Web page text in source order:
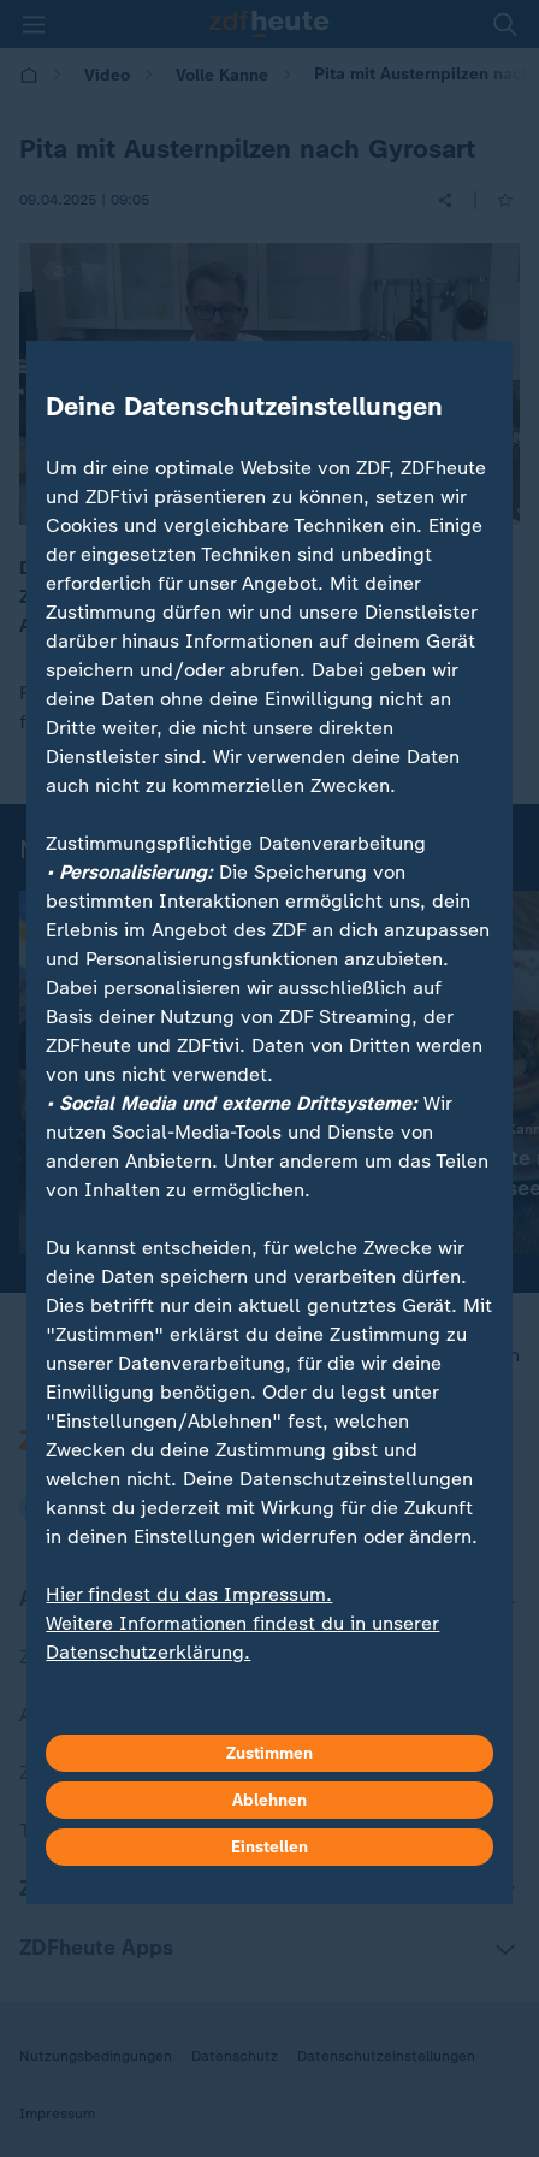
Video Volle Kanne Pita mit Austernpilzen nach
Pita mit Austernpilzen nach Gyrosart
09.04.2025 | 09:05
00:17
Die Pitabrote sind gefüllt mit gebratenem Halloumi,
Zaziki, Rotkrautsalat und Austernpilzen. Die
Austernpilze zerrupft und brät Mario Kotaska.
Für das Rezept "Pita mit Austernpilzen nach Gyrosart"
finden Sie hier denDownload.
Noch mehr vegetarische Rezepte
Gesellschaft | Volle Kanne
Krautfleckerl mit Spitzkohl
Gesellschaft | Volle
Königin-Pastete
nach oben
Aktuell bei ZDFheute
Zuletzt veröffentlicht
ZDFheute Stories
Themen im Überblick
Nutzungsbedingungen Datenschutz Datenschutzeinstellungen
Impressum
Deine Datenschutzeinstellungen
Um dir eine optimale Website von ZDF, ZDFheute
und ZDFtivi präsentieren zu können, setzen wir
Cookies und vergleichbare Techniken ein. Einige
der eingesetzten Techniken sind unbedingt
erforderlich für unser Angebot. Mit deiner
Zustimmung dürfen wir und unsere Dienstleister
darüber hinaus Informationen auf deinem Gerät
speichern und/oder abrufen. Dabei geben wir
deine Daten ohne deine Einwilligung nicht an
Dritte weiter, die nicht unsere direkten
Dienstleister sind. Wir verwenden deine Daten
auch nicht zu kommerziellen Zwecken.
Zustimmungspflichtige Datenverarbeitung
• Personalisierung:Die Speicherung von
bestimmten Interaktionen ermöglicht uns, dein
Erlebnis im Angebot des ZDF an dich anzupassen
und Personalisierungsfunktionen anzubieten.
Dabei personalisieren wir ausschließlich auf
Basis deiner Nutzung von ZDF Streaming, der
ZDFheute und ZDFtivi. Daten von Dritten werden
von uns nicht verwendet.
• Social Media und externe Drittsysteme:Wir
nutzen Social-Media-Tools und Dienste von
anderen Anbietern. Unter anderem um das Teilen
von Inhalten zu ermöglichen.
Du kannst entscheiden, für welche Zwecke wir
deine Daten speichern und verarbeiten dürfen.
Dies betrifft nur dein aktuell genutztes Gerät. Mit
"Zustimmen" erklärst du deine Zustimmung zu
unserer Datenverarbeitung, für die wir deine
Einwilligung benötigen. Oder du legst unter
"Einstellungen/Ablehnen" fest, welchen
Zwecken du deine Zustimmung gibst und
welchen nicht. Deine Datenschutzeinstellungen
kannst du jederzeit mit Wirkung für die Zukunft
in deinen Einstellungen widerrufen oder ändern.
Hier findest du das Impressum.
Weitere Informationen findest du in unserer
Datenschutzerklärung.
Zustimmen
Ablehnen
Einstellen